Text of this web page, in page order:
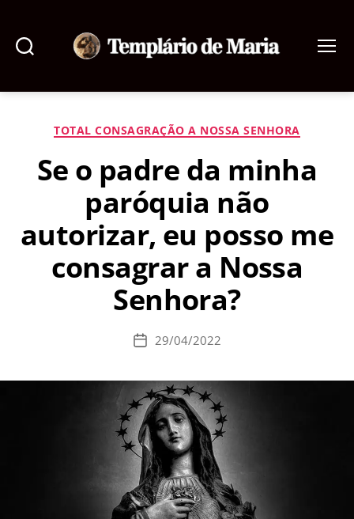
de
Categorias
TOTAL CONSAGRAÇÃO A NOSSA SENHORA
Se o padre da minha
paróquia não
autorizar, eu posso me
consagrar a Nossa
Senhora?
Data29/04/2022